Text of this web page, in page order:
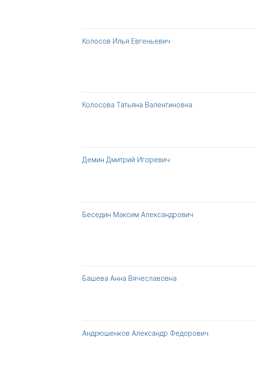
Колосов Илья Евгеньевич
Колосова Татьяна Валентиновна
Демин Дмитрий Игоревич
Беседин Максим Александрович
Башева Анна Вячеславовна
Андрюшенков Александр Федорович